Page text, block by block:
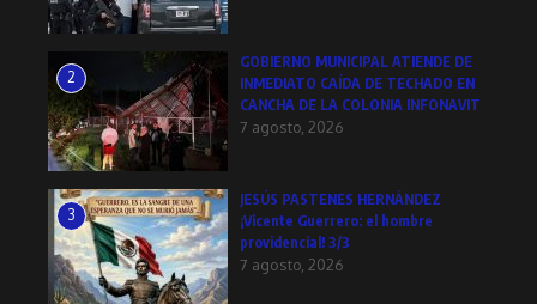
2
GOBIERNO MUNICIPAL ATIENDE DE
INMEDIATO CAÍDA DE TECHADO EN
CANCHA DE LA COLONIA INFONAVIT
7 agosto, 2026
3
JESÚS PASTENES HERNÁNDEZ
¡Vicente Guerrero: el hombre
providencial! 3/3
7 agosto, 2026